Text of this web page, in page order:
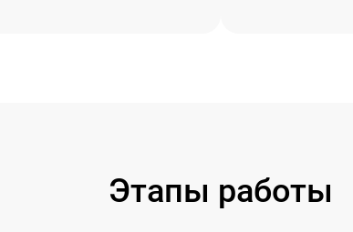
Этапы работы